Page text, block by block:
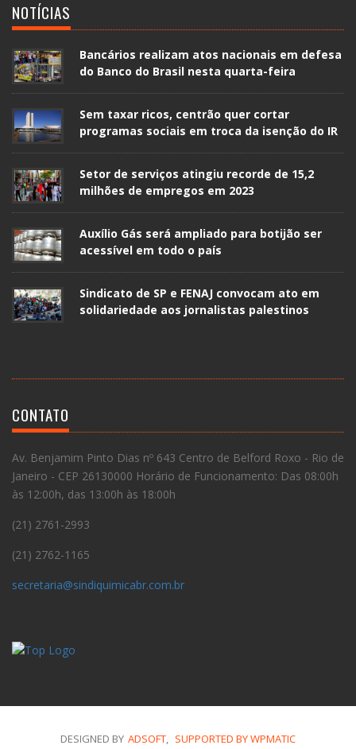
NOTÍCIAS
Bancários realizam atos nacionais em defesa
do Banco do Brasil nesta quarta-feira
Sem taxar ricos, centrão quer cortar
programas sociais em troca da isenção do IR
Setor de serviços atingiu recorde de 15,2
milhões de empregos em 2023
Auxílio Gás será ampliado para botijão ser
acessível em todo o país
Sindicato de SP e FENAJ convocam ato em
solidariedade aos jornalistas palestinos
CONTATO
Av. Benjamim Pinto Dias nº 643 Centro de Belford Roxo - Rio de
Janeiro - CEP 26130000 Horário de Funcionamento: Das 08:00h
às 12:00h, das 13:00h às 18:00h
(21) 2761-2993
(21) 2762-1165
secretaria@sindiquimicabr.com.br
DESIGNED BY ADSOFT, SUPPORTED BY WPMATIC